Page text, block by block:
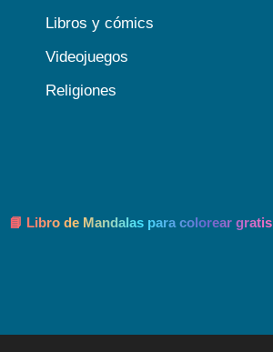
Libros y cómics
Videojuegos
Religiones
📘 Libro de Mandalas para colorear gratis